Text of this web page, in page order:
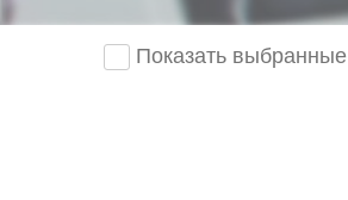
Показать выбранные